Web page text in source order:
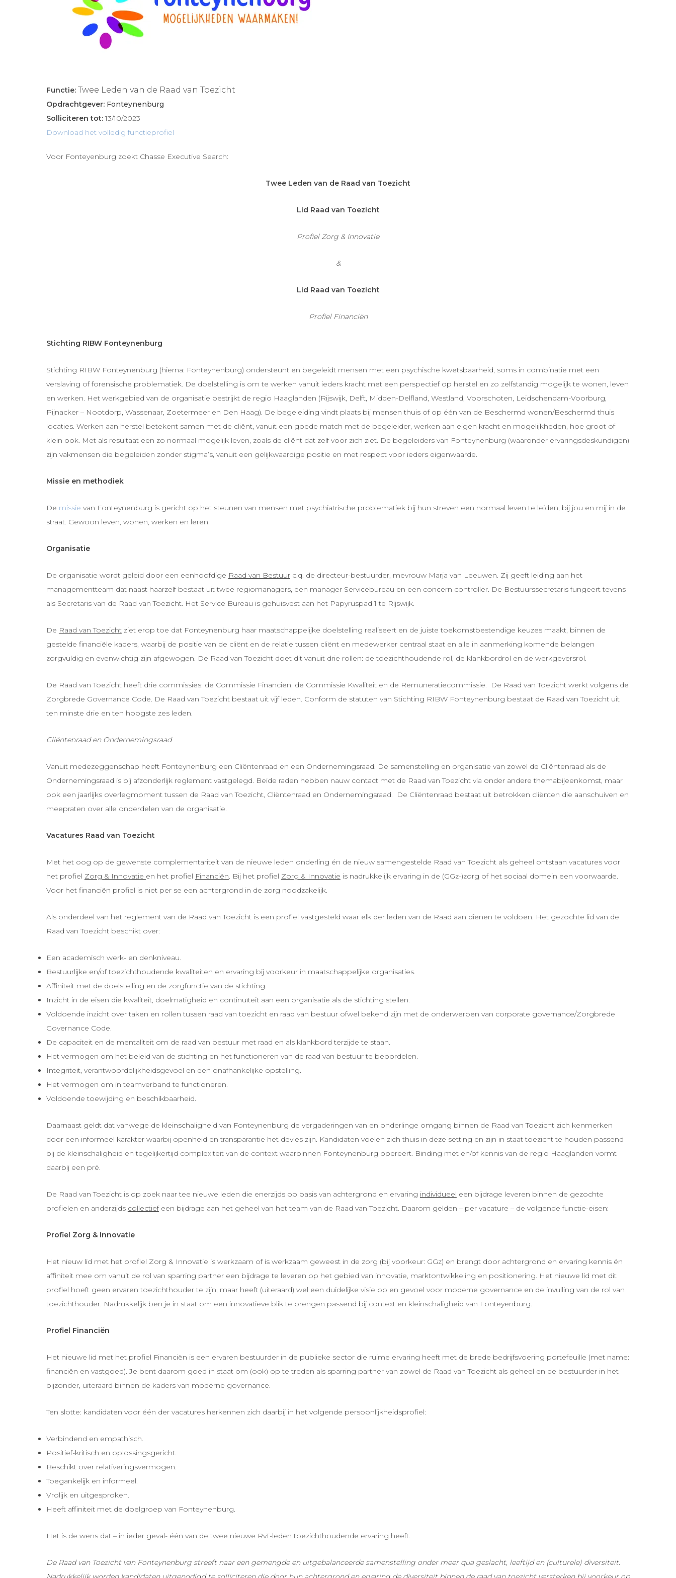
Functie: Twee Leden van de Raad van Toezicht
Opdrachtgever: Fonteynenburg
Solliciteren tot:13/10/2023
Download het volledig functieprofiel
Voor Fonteyenburg zoekt Chasse Executive Search:
Twee Leden van de Raad van Toezicht
Lid Raad van Toezicht
Profiel Zorg & Innovatie
&
Lid Raad van Toezicht
Profiel Financiën
Stichting RIBW Fonteynenburg
Stichting RIBW Fonteynenburg (hierna: Fonteynenburg) ondersteunt en begeleidt mensen met een psychische kwetsbaarheid, soms in combinatie met een
verslaving of forensische problematiek. De doelstelling is om te werken vanuit ieders kracht met een perspectief op herstel en zo zelfstandig mogelijk te wonen, leven
en werken. Het werkgebied van de organisatie bestrijkt de regio Haaglanden (Rijswijk, Delft, Midden-Delfland, Westland, Voorschoten, Leidschendam-Voorburg,
Pijnacker – Nootdorp, Wassenaar, Zoetermeer en Den Haag). De begeleiding vindt plaats bij mensen thuis of op één van de Beschermd wonen/Beschermd thuis
locaties. Werken aan herstel betekent samen met de cliënt, vanuit een goede match met de begeleider, werken aan eigen kracht en mogelijkheden, hoe groot of
klein ook. Met als resultaat een zo normaal mogelijk leven, zoals de cliënt dat zelf voor zich ziet. De begeleiders van Fonteynenburg (waaronder ervaringsdeskundigen)
zijn vakmensen die begeleiden zonder stigma’s, vanuit een gelijkwaardige positie en met respect voor ieders eigenwaarde.
Missie en methodiek
De missie van Fonteynenburg is gericht op het steunen van mensen met psychiatrische problematiek bij hun streven een normaal leven te leiden, bij jou en mij in de
straat. Gewoon leven, wonen, werken en leren.
Organisatie
De organisatie wordt geleid door een eenhoofdige Raad van Bestuurc.q. de directeur-bestuurder, mevrouw Marja van Leeuwen. Zij geeft leiding aan het
managementteam dat naast haarzelf bestaat uit twee regiomanagers, een manager Servicebureau en een concern controller. De Bestuurssecretaris fungeert tevens
als Secretaris van de Raad van Toezicht. Het Service Bureau is gehuisvest aan het Papyruspad 1 te Rijswijk.
De Raad van Toezichtziet erop toe dat Fonteynenburg haar maatschappelijke doelstelling realiseert en de juiste toekomstbestendige keuzes maakt, binnen de
gestelde financiële kaders, waarbij de positie van de cliënt en de relatie tussen cliënt en medewerker centraal staat en alle in aanmerking komende belangen
zorgvuldig en evenwichtig zijn afgewogen. De Raad van Toezicht doet dit vanuit drie rollen: de toezichthoudende rol, de klankbordrol en de werkgeversrol.
De Raad van Toezicht heeft drie commissies: de Commissie Financiën, de Commissie Kwaliteit en de Remuneratiecommissie. De Raad van Toezicht werkt volgens de
Zorgbrede Governance Code. De Raad van Toezicht bestaat uit vijf leden. Conform de statuten van Stichting RIBW Fonteynenburg bestaat de Raad van Toezicht uit
ten minste drie en ten hoogste zes leden.
Cliëntenraad en Ondernemingsraad
Vanuit medezeggenschap heeft Fonteynenburg een Cliëntenraad en een Ondernemingsraad. De samenstelling en organisatie van zowel de Cliëntenraad als de
Ondernemingsraad is bij afzonderlijk reglement vastgelegd. Beide raden hebben nauw contact met de Raad van Toezicht via onder andere themabijeenkomst, maar
ook een jaarlijks overlegmoment tussen de Raad van Toezicht, Cliëntenraad en Ondernemingsraad. De Cliëntenraad bestaat uit betrokken cliënten die aanschuiven en
meepraten over alle onderdelen van de organisatie.
Vacatures Raad van Toezicht
Met het oog op de gewenste complementariteit van de nieuwe leden onderling én de nieuw samengestelde Raad van Toezicht als geheel ontstaan vacatures voor
het profiel Zorg & Innovatie en het profiel Financiën. Bij het profiel Zorg & Innovatie is nadrukkelijk ervaring in de (GGz-)zorg of het sociaal domein een voorwaarde.
Voor het financiën profiel is niet per se een achtergrond in de zorg noodzakelijk.
Als onderdeel van het reglement van de Raad van Toezicht is een profiel vastgesteld waar elk der leden van de Raad aan dienen te voldoen. Het gezochte lid van de
Raad van Toezicht beschikt over:
Een academisch werk- en denkniveau.
Bestuurlijke en/of toezichthoudende kwaliteiten en ervaring bij voorkeur in maatschappelijke organisaties.
Affiniteit met de doelstelling en de zorgfunctie van de stichting.
Inzicht in de eisen die kwaliteit, doelmatigheid en continuïteit aan een organisatie als de stichting stellen.
Voldoende inzicht over taken en rollen tussen raad van toezicht en raad van bestuur ofwel bekend zijn met de onderwerpen van corporate governance/Zorgbrede
Governance Code.
De capaciteit en de mentaliteit om de raad van bestuur met raad en als klankbord terzijde te staan.
Het vermogen om het beleid van de stichting en het functioneren van de raad van bestuur te beoordelen.
Integriteit, verantwoordelijkheidsgevoel en een onafhankelijke opstelling.
Het vermogen om in teamverband te functioneren.
Voldoende toewijding en beschikbaarheid.
Daarnaast geldt dat vanwege de kleinschaligheid van Fonteynenburg de vergaderingen van en onderlinge omgang binnen de Raad van Toezicht zich kenmerken
door een informeel karakter waarbij openheid en transparantie het devies zijn. Kandidaten voelen zich thuis in deze setting en zijn in staat toezicht te houden passend
bij de kleinschaligheid en tegelijkertijd complexiteit van de context waarbinnen Fonteynenburg opereert. Binding met en/of kennis van de regio Haaglanden vormt
daarbij een pré.
De Raad van Toezicht is op zoek naar tee nieuwe leden die enerzijds op basis van achtergrond en ervaring individueel een bijdrage leveren binnen de gezochte
profielen en anderzijds collectiefeen bijdrage aan het geheel van het team van de Raad van Toezicht. Daarom gelden – per vacature – de volgende functie-eisen:
Profiel Zorg & Innovatie
Het nieuw lid met het profiel Zorg & Innovatie is werkzaam of is werkzaam geweest in de zorg (bij voorkeur: GGz) en brengt door achtergrond en ervaring kennis én
affiniteit mee om vanuit de rol van sparring partner een bijdrage te leveren op het gebied van innovatie, marktontwikkeling en positionering. Het nieuwe lid met dit
profiel hoeft geen ervaren toezichthouder te zijn, maar heeft (uiteraard) wel een duidelijke visie op en gevoel voor moderne governance en de invulling van de rol van
toezichthouder. Nadrukkelijk ben je in staat om een innovatieve blik te brengen passend bij context en kleinschaligheid van Fonteyenburg.
Profiel Financiën
Het nieuwe lid met het profiel Financiën is een ervaren bestuurder in de publieke sector die ruime ervaring heeft met de brede bedrijfsvoering portefeuille (met name:
financiën en vastgoed). Je bent daarom goed in staat om (ook) op te treden als sparring partner van zowel de Raad van Toezicht als geheel en de bestuurder in het
bijzonder, uiteraard binnen de kaders van moderne governance.
Ten slotte: kandidaten voor één der vacatures herkennen zich daarbij in het volgende persoonlijkheidsprofiel:
Verbindend en empathisch.
Positief-kritisch en oplossingsgericht.
Beschikt over relativeringsvermogen.
Toegankelijk en informeel.
Vrolijk en uitgesproken.
Heeft affiniteit met de doelgroep van Fonteynenburg.
Het is de wens dat – in ieder geval- één van de twee nieuwe RvT-leden toezichthoudende ervaring heeft.
De Raad van Toezicht van Fonteynenburg streeft naar een gemengde en uitgebalanceerde samenstelling onder meer qua geslacht, leeftijd en (culturele) diversiteit.